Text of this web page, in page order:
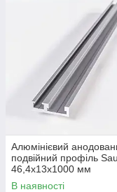
Алюмінієвий
подвійний профіль
46,4x13x1000 мм
В наявності